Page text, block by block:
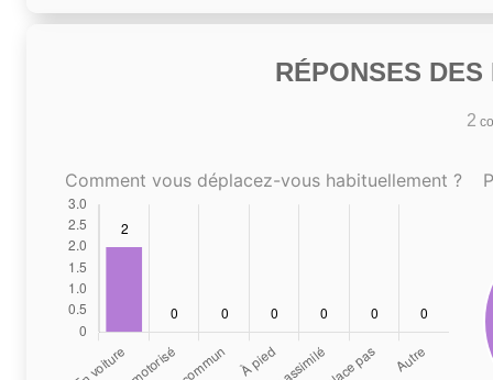
RÉPONSES
2
Comment vous déplacez-vous habituellement ?